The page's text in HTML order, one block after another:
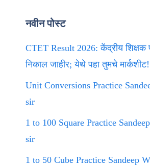
नवीन पोस्ट
CTET Result 2026: केंद्रीय शिक्षक
निकाल जाहीर; येथे पहा तुमचे मार्कशीट!
Unit Conversions Practice
sir
1 to 100 Square Practice
sir
1 to 50 Cube Practice Sandeep